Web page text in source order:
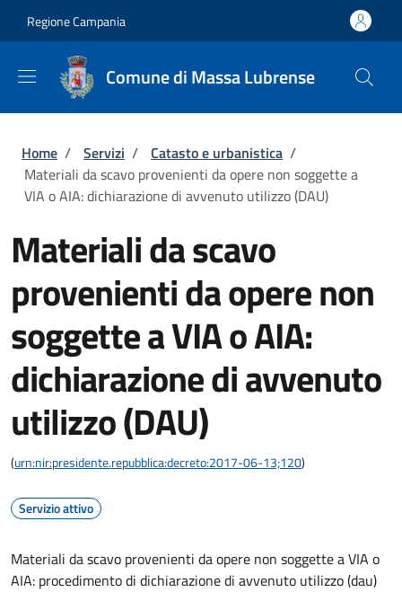
Regione Campania
Comune di Massa Lubrense
Briciole di pane
Home / Servizi / Catasto e urbanistica /
Materiali da scavo provenienti da opere non soggette a
VIA o AIA: dichiarazione di avvenuto utilizzo (DAU)
Materiali da scavo
provenienti da opere non
soggette a VIA o AIA:
dichiarazione di avvenuto
utilizzo (DAU)
(urn:nir:presidente.repubblica:decreto:2017-06-13;120)
Servizio attivo
Materiali da scavo provenienti da opere non soggette a VIA o
AIA: procedimento di dichiarazione di avvenuto utilizzo (dau)